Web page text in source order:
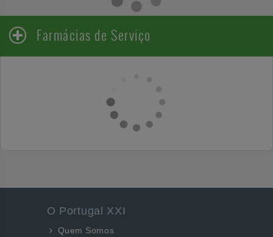
Farmácias de Serviço
O Portugal XXI
Quem Somos